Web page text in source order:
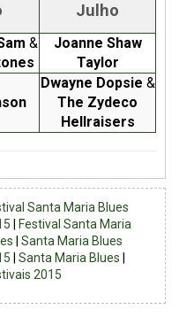
Julho
&
Joanne Shaw
Taylor
Dwayne Dopsie &
The Zydeco
Hellraisers
Santa Maria Blues
Festival Santa Maria
|Santa Maria Blues
|Santa Maria Blues
2015